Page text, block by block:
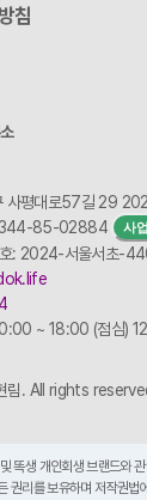
침
사평대로57길 29
344-85-02884
사
호: 2024-서울서초-
~ 18:00 (점심)
. All rights
똑생 개인회생 브랜드와
권리를 보유하며 저작권법